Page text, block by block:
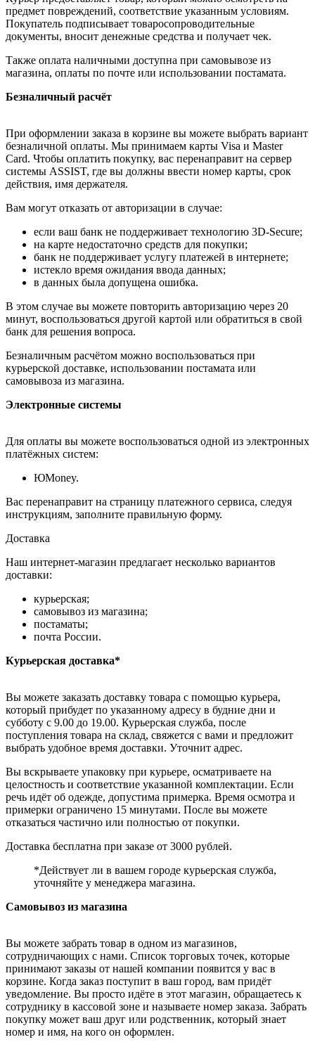
предмет повреждений, соответствие указанным условиям.
Покупатель подписывает товаросопроводительные
документы, вносит денежные средства и получает чек.
Также оплата наличными доступна при самовывозе из
магазина, оплаты по почте или использовании постамата.
Безналичный расчёт
При оформлении заказа в корзине вы можете выбрать вариант
безналичной оплаты. Мы принимаем карты Visa и Master
Card. Чтобы оплатить покупку, вас перенаправит на сервер
системы ASSIST, где вы должны ввести номер карты, срок
действия, имя держателя.
Вам могут отказать от авторизации в случае:
если ваш банк не поддерживает технологию 3D-Secure;
на карте недостаточно средств для покупки;
банк не поддерживает услугу платежей в интернете;
истекло время ожидания ввода данных;
в данных была допущена ошибка.
В этом случае вы можете повторить авторизацию через 20
минут, воспользоваться другой картой или обратиться в свой
банк для решения вопроса.
Безналичным расчётом можно воспользоваться при
курьерской доставке, использовании постамата или
самовывоза из магазина.
Электронные системы
Для оплаты вы можете воспользоваться одной из электронных
платёжных систем:
ЮMoney.
Вас перенаправит на страницу платежного сервиса, следуя
инструкциям, заполните правильную форму.
Доставка
Наш интернет-магазин предлагает несколько вариантов
доставки:
курьерская;
самовывоз из магазина;
постаматы;
почта России.
Курьерская доставка*
Вы можете заказать доставку товара с помощью курьера,
который прибудет по указанному адресу в будние дни и
субботу с 9.00 до 19.00. Курьерская служба, после
поступления товара на склад, свяжется с вами и предложит
выбрать удобное время доставки. Уточнит адрес.
Вы вскрываете упаковку при курьере, осматриваете на
целостность и соответствие указанной комплектации. Если
речь идёт об одежде, допустима примерка. Время осмотра и
примерки ограничено 15 минутами. После вы можете
отказаться частично или полностью от покупки.
Доставка бесплатна при заказе от 3000 рублей.
*Действует ли в вашем городе курьерская служба,
уточняйте у менеджера магазина.
Самовывоз из магазина
Вы можете забрать товар в одном из магазинов,
сотрудничающих с нами. Список торговых точек, которые
принимают заказы от нашей компании появится у вас в
корзине. Когда заказ поступит в ваш город, вам придёт
уведомление. Вы просто идёте в этот магазин, обращаетесь к
сотруднику в кассовой зоне и называете номер заказа. Забрать
покупку может ваш друг или родственник, который знает
номер и имя, на кого он оформлен.